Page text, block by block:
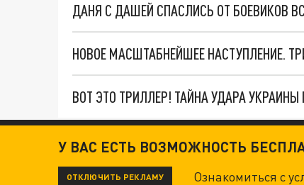
ДАНЯ С ДАШЕЙ СПАСЛИСЬ ОТ БОЕВИКОВ
ВОТ ЭТО ТРИЛЛЕР! ТАЙНА УДАРА
У ВАС ЕСТЬ ВОЗМОЖНОСТЬ
ОТКЛЮЧИТЬ РЕКЛАМУ Ознакомиться с